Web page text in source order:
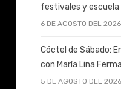
festivales y
6 DE AGOSTO DEL 2026
Cóctel de Sábado:
con María Lina
5 DE AGOSTO DEL 2026